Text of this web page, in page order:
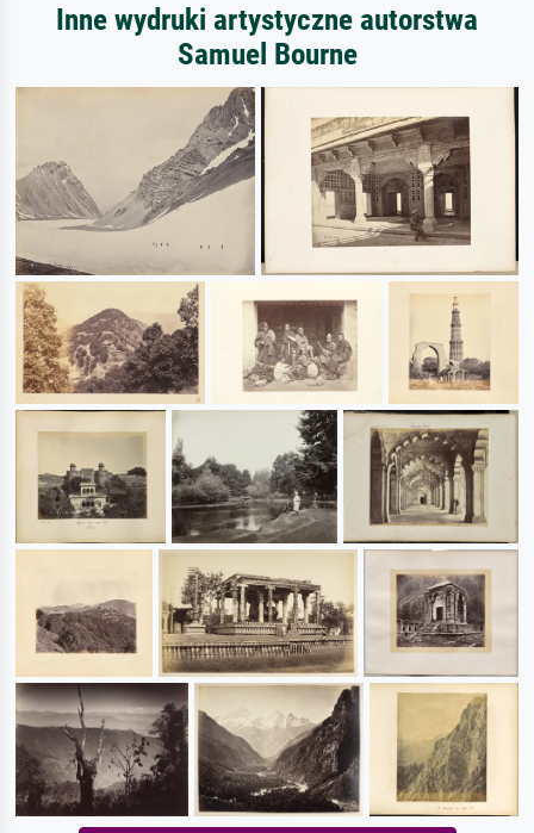
Inne wydruki artystyczne autorstwa
Samuel Bourne